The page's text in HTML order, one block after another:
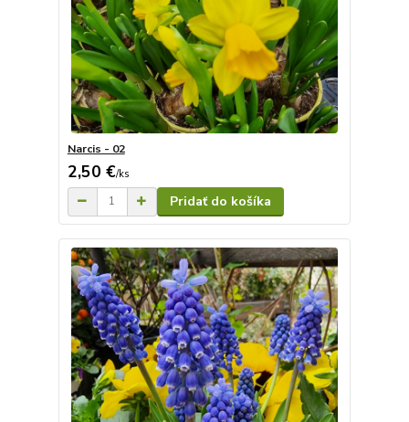
Narcis - 02
2,50 €/ks
Pridať do košíka